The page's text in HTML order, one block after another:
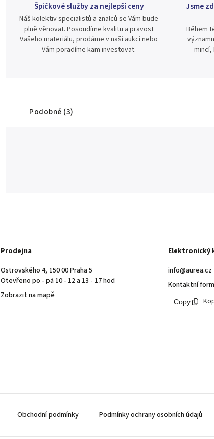
Špičkové služby za nejlepší ceny
Náš kolektiv specialistů a znalců se Vám bude
plně věnovat. Posoudíme kvalitu a pravost
Vašeho materiálu, prodáme v naší aukci nebo
Vám poradíme kam investovat.
Jsme
Během
mincí,
Podobné (3)
Prodejna
Ostrovského 4, 150 00 Praha 5
Otevřeno po - pá 10 - 12 a 13 - 17 hod
Zobrazit na mapě
info@aurea.cz
Kontaktní
Obchodní podmínky Podmínky ochrany osobních údajů